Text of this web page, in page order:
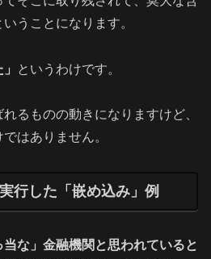
うことになります。
というわけです。
るものの動きになりますけど、
はありません。
行した「嵌め込み」例
当な」金融機関と思われていると